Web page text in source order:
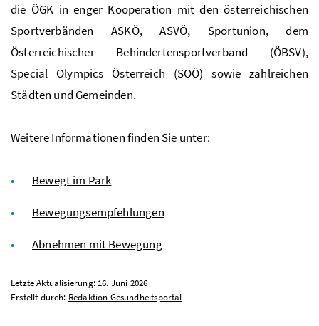
die ÖGK in enger Kooperation mit den österreichischen
Sportverbänden ASKÖ, ASVÖ, Sportunion, dem
Österreichischer Behindertensportverband (ÖBSV),
Special Olympics Österreich (SOÖ) sowie zahlreichen
Städten und Gemeinden.
Weitere Informationen finden Sie unter:
Bewegt im Park
Bewegungsempfehlungen
Abnehmen mit Bewegung
Letzte Aktualisierung: 16. Juni 2026
Erstellt durch: Redaktion Gesundheitsportal